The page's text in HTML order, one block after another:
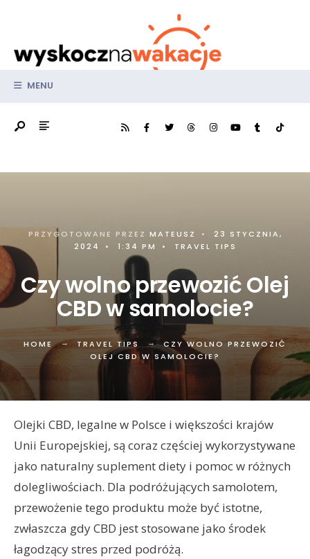
content
MENU
PRZYGOTOWANE PRZEZ MATEUSZ •
23 STYCZNIA,
2024
• 1:34 PM • TRAVEL TIPS
Czy wolno przewozić Olej
CBD w samolocie?
HOME TRAVEL TIPS
CZY WOLNO PRZEWOZIĆ
OLEJ CBD W SAMOLOCIE?
Olejki CBD, legalne w Polsce i większości krajów
Unii Europejskiej, są coraz częściej wykorzystywane
jako naturalny suplement diety i pomoc w różnych
dolegliwościach. Dla podróżujących samolotem,
przewożenie tego produktu może być istotne,
zwłaszcza gdy CBD jest stosowane jako środek
łagodzący stres przed podróżą.